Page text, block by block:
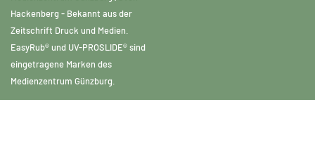
Hackenberg - Bekannt aus der
Zeitschrift Druck und Medien.
EasyRub® und UV-PROSLIDE® sind
eingetragene Marken des
Medienzentrum Günzburg.